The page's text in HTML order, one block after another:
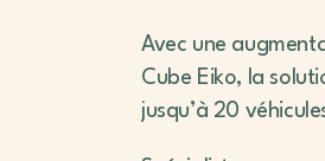
Avec une
Cube Eiko, la
jusqu’à 20